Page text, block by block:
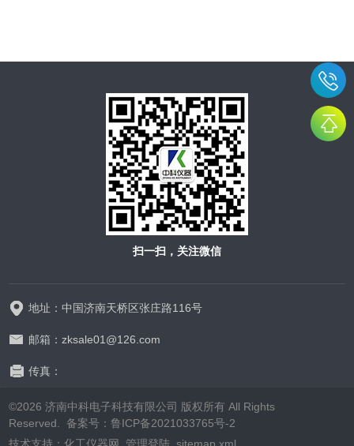
扫一扫，关注微信
地址：中国济南天桥区张庄路116号
邮箱：zksale01@126.com
传真：
©2026 济南中科电子科技有限公司 版权所有 All Rights
Reserved. 备案号：鲁ICP备2021033765号-2